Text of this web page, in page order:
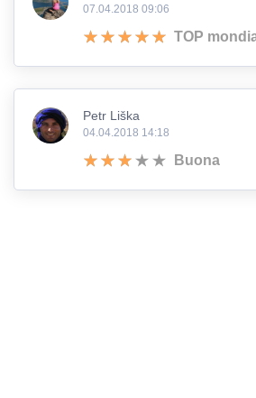
07.04.2018 09:06
TOP
Petr Liška
04.04.2018 14:18
Buona